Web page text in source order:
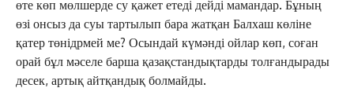
өте көп мөлшерде су қажет етеді дейді мамандар. Бұның
өзі онсыз да суы тартылып бара жатқан Балхаш көліне
қатер төнідрмей ме? Осындай күмәнді ойлар көп, соған
орай бұл мәселе барша қазақстандықтарды толғандырады
десек, артық айтқандық болмайды.